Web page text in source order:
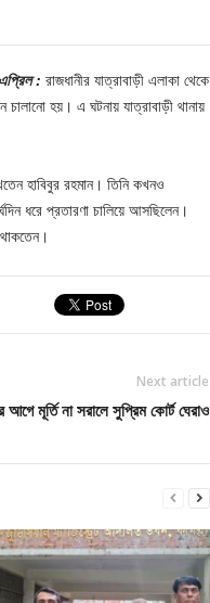
: রাজধানীর যাত্রাবাড়ী এলাকা থেকে
হয়। এ ঘটনায় যাত্রাবাড়ী থানায়
হাবিবুর রহমান। তিনি কখনও
ধরে প্রতারণা চালিয়ে আসছিলেন।
থাকতেন।
Next article
আগে মূর্তি না সরালে সুপ্রিম কোর্ট ঘেরাও